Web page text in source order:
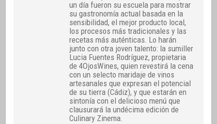
un día fueron su escuela para mostrar
su gastronomía actual basada en la
sensibilidad, el mejor producto local,
los procesos más tradicionales y las
recetas más auténticas. Lo harán
junto con otra joven talento: la sumiller
Lucia Fuentes Rodríguez, propietaria
de 4OjosWines, quien revestirá la cena
con un selecto maridaje de vinos
artesanales que expresan el potencial
de su tierra (Cádiz), y que estarán en
sintonía con el delicioso menú que
clausurará la undécima edición de
Culinary Zinema.